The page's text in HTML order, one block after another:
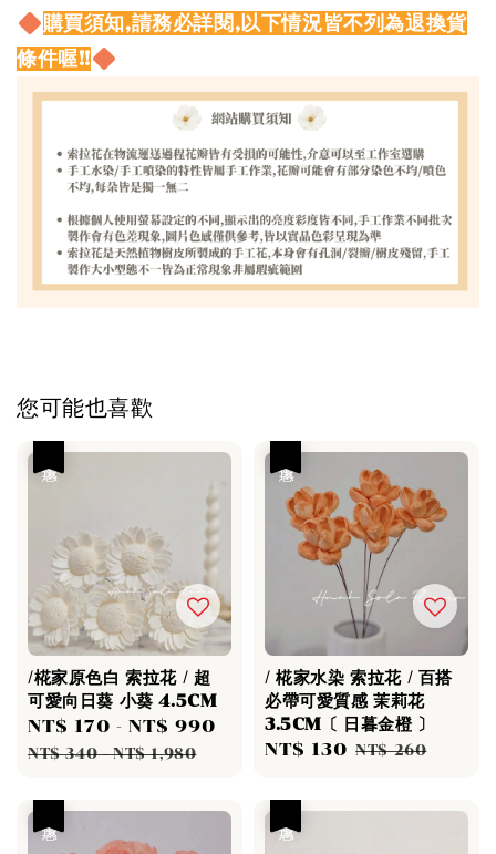
購買須知,請務必詳閱,以下情況皆不列為退換貨
條件喔!!
您可能也喜歡
/椛家原色白 索拉花 / 超
可愛向日葵 小葵 4.5CM
Sale
price
NT$ 170 -NT$ 990
Regular
price
NT$ 340-NT$ 1,980
/ 椛家水染 索拉花 / 百搭
必帶可愛質感 茉莉花
3.5CM〔 日暮金橙 〕
Sale
NT$ 130 Regular
NT$ 260